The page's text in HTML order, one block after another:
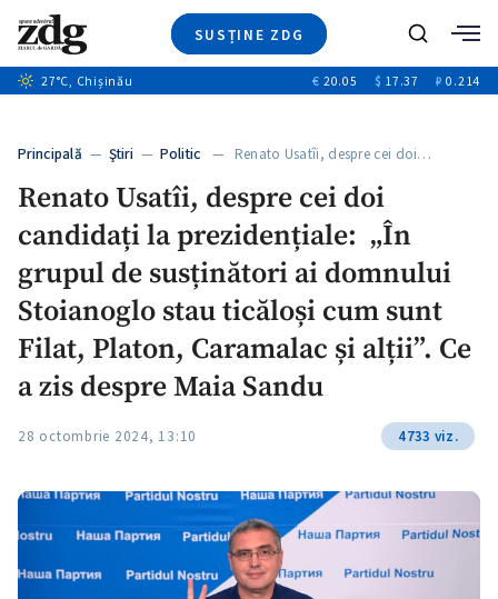
SUSȚINE ZDG
Ştiri
+6
Video
Special
Blog
ZdGust
Caută
27°C, Chișinău € 20.05 $ 17.37 ₽ 0.214
Principală — Ştiri — Politic — Renato Usatîi, despre cei doi…
Renato Usatîi, despre cei doi
candidați la prezidențiale: „În
grupul de susținători ai domnului
Stoianoglo stau ticăloși cum sunt
Filat, Platon, Caramalac și alții”. Ce
a zis despre Maia Sandu
28 octombrie 2024, 13:10 4733 viz.